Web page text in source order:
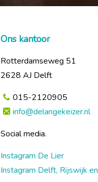
Ons kantoor
Rotterdamseweg 51
2628 AJ Delft
015-2120905
info@delangekeizer.nl
Social media.
Instagram De Lier
Instagram Delft, Rijswijk